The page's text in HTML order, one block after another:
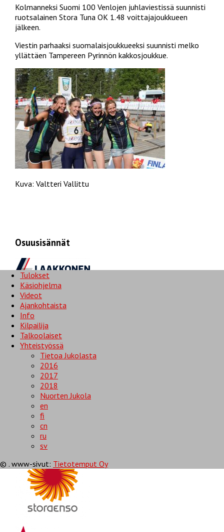
Kolmanneksi Suomi 100 Venlojen juhlaviestissä suunnisti
ruotsalainen Stora Tuna OK 1.48 voittajajoukkueen
jälkeen.
Viestin parhaaksi suomalaisjoukkueeksi suunnisti melko
yllättäen Tampereen Pyrinnön kakkosjoukkue.
Kuva: Valtteri Vallittu
Osuusisännät
Osuusisännät
Tulokset
Käsiohjelma
Videot
Ajankohtaista
Info
Kilpailija
Talkoolaiset
Yhteistyössä
Tietoa Jukolasta
2016
2017
2018
Nuorten Jukola
en
fi
cn
ru
sv
© . www-sivut: Tietotemput Oy